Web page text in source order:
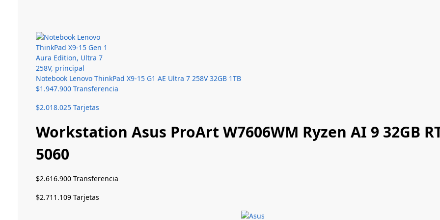
Notebook Lenovo ThinkPad X9-15 G1 AE Ultra 7 258V 32GB 1TB
$1.947.900 Transferencia
$2.018.025 Tarjetas
Workstation Asus ProArt W7606WM Ryzen AI 9 32GB
5060
$2.616.900 Transferencia
$2.711.109 Tarjetas